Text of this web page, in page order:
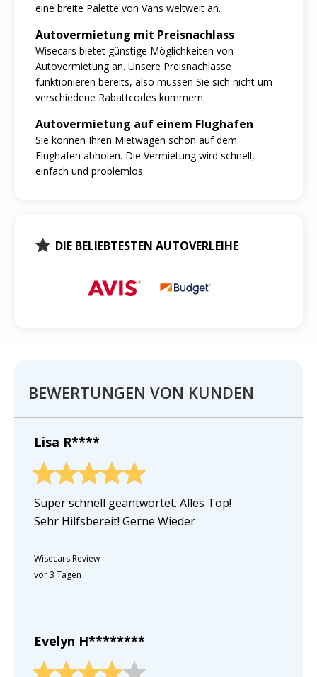
eine breite Palette von Vans weltweit an.
Autovermietung mit Preisnachlass
Wisecars bietet günstige Möglichkeiten von
Autovermietung an. Unsere Preisnachlasse
funktionieren bereits, also müssen Sie sich nicht um
verschiedene Rabattcodes kümmern.
Autovermietung auf einem Flughafen
Sie können Ihren Mietwagen schon auf dem
Flughafen abholen. Die Vermietung wird schnell,
einfach und problemlos.
DIE BELIEBTESTEN AUTOVERLEIHE
BEWERTUNGEN VON KUNDEN
Lisa R****
Super schnell geantwortet. Alles Top!
Sehr Hilfsbereit! Gerne Wieder
Wisecars Review-
vor 3 Tagen
Evelyn H********